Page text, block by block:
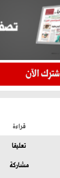
قراءة
تعليقا
مشاركة